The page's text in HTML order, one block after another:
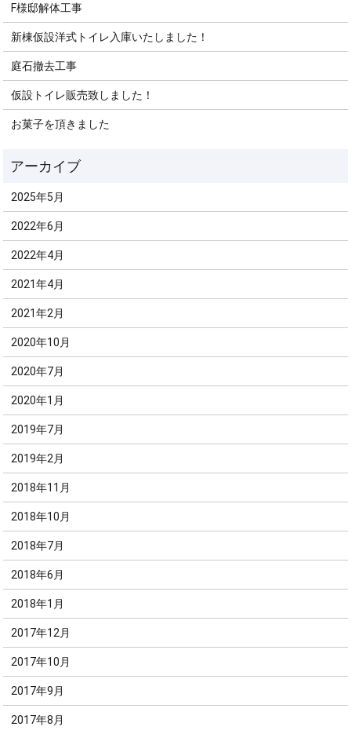
F様邸解体工事
新棟仮設洋式トイレ入庫いたしました！
庭石撤去工事
仮設トイレ販売致しました！
お菓子を頂きました
2025年5月
2022年6月
2022年4月
2021年4月
2021年2月
2020年10月
2020年7月
2020年1月
2019年7月
2019年2月
2018年11月
2018年10月
2018年7月
2018年6月
2018年1月
2017年12月
2017年10月
2017年9月
2017年8月